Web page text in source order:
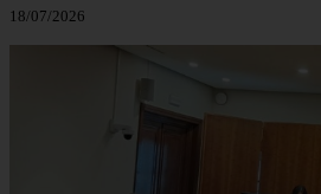
18/07/2026